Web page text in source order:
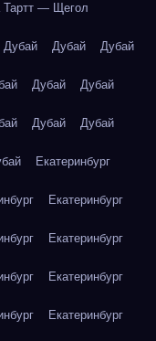
Тартт — Щегол
Дубай Дубай Дубай
Дубай Дубай
Дубай Дубай
Екатеринбург
Екатеринбург
Екатеринбург
Екатеринбург
Екатеринбург